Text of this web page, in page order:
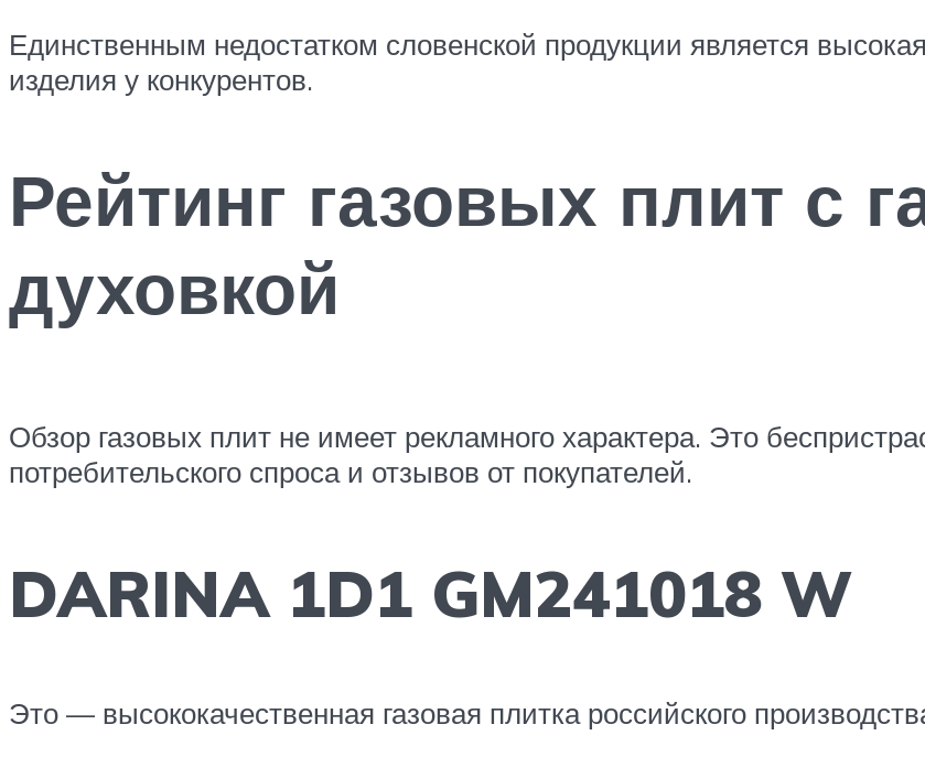
Единственным недостатком словенской продукции является
изделия у конкурентов.
Рейтинг газовых плит с
духовкой
Обзор газовых плит не имеет рекламного характера. Это
потребительского спроса и отзывов от покупателей.
DARINA 1D1 GM241018 W
Это — высококачественная газовая плитка российского